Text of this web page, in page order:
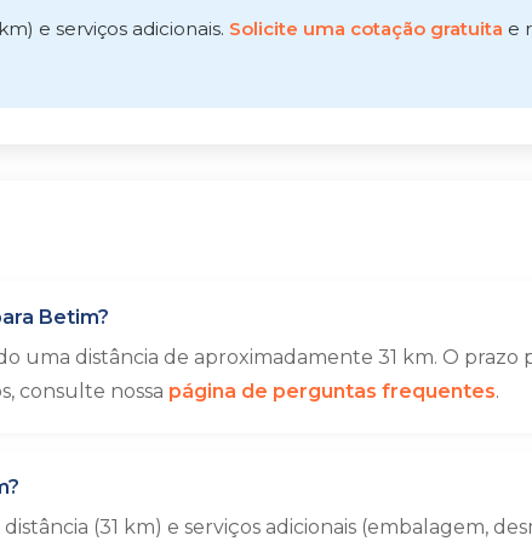
e serviços adicionais. Solicite uma cotação gratuita e
Betim?
uma distância de aproximadamente 31 km. O
consulte nossa página de perguntas frequentes.
(31 km) e serviços adicionais (embalagem,